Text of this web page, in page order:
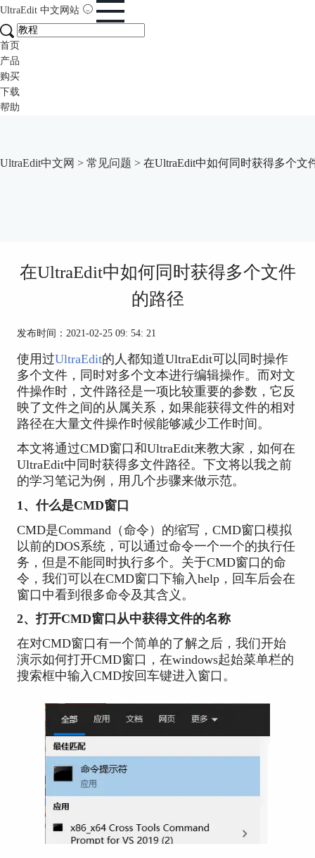
UltraEdit 中文网站
首页
产品
购买
下载
帮助
UltraEdit中文网 > 常见问题 > 在UltraEdit中如何同时获得多个文
在UltraEdit中如何同时获得多个文件
的路径
发布时间：2021-02-25 09: 54: 21
使用过UltraEdit的人都知道UltraEdit可以同时操作
多个文件，同时对多个文本进行编辑操作。而对文
件操作时，文件路径是一项比较重要的参数，它反
映了文件之间的从属关系，如果能获得文件的相对
路径在大量文件操作时候能够减少工作时间。
本文将通过CMD窗口和UltraEdit来教大家，如何在
UltraEdit中同时获得多文件路径。下文将以我之前
的学习笔记为例，用几个步骤来做示范。
1、什么是CMD窗口
CMD是Command（命令）的缩写，CMD窗口模拟
以前的DOS系统，可以通过命令一个一个的执行任
务，但是不能同时执行多个。关于CMD窗口的命
令，我们可以在CMD窗口下输入help，回车后会在
窗口中看到很多命令及其含义。
2、打开CMD窗口从中获得文件的名称
在对CMD窗口有一个简单的了解之后，我们开始
演示如何打开CMD窗口，在windows起始菜单栏的
搜索框中输入CMD按回车键进入窗口。